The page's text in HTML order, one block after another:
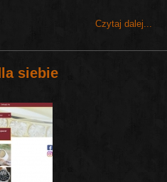
Czytaj dalej...
siebie